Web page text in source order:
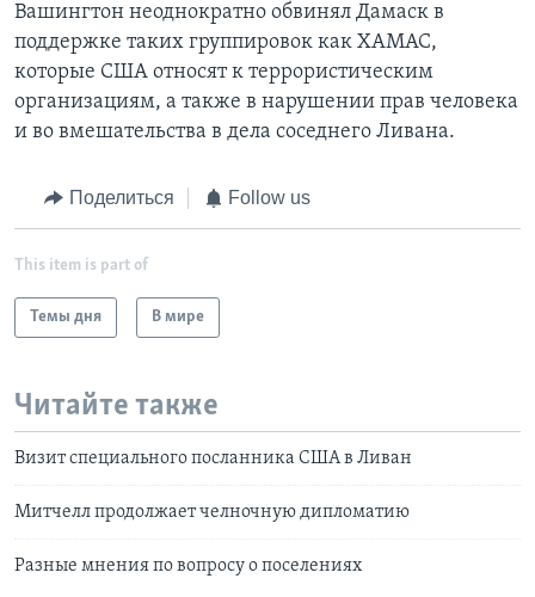
Вашингтон неоднократно обвинял Дамаск в
поддержке таких группировок как ХАМАС,
которые США относят к террористическим
организациям, а также в нарушении прав человека
и во вмешательства в дела соседнего Ливана.
Поделиться Follow us
This item is part of
Темы дня В мире
Читайте также
Визит специального посланника США в Ливан
Митчелл продолжает челночную дипломатию
Разные мнения по вопросу о поселениях